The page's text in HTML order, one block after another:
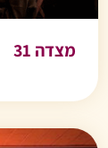
מצדה 31